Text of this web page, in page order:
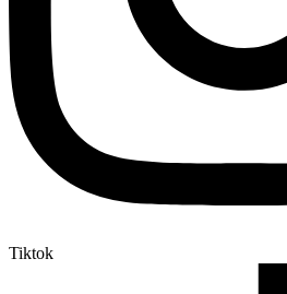
Tiktok